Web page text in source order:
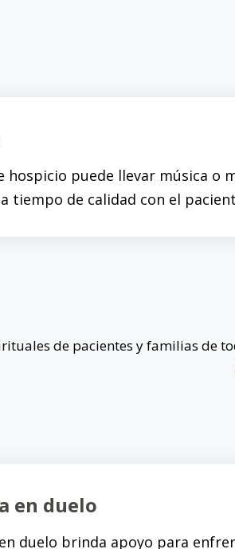
hospicio puede llevar música o
tiempo de calidad con el
de pacientes y familias de
en duelo
duelo brinda apoyo para